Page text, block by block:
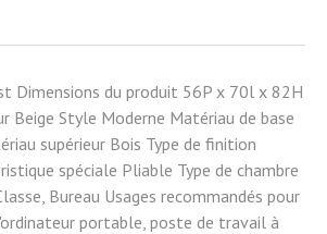
Dimensions du produit 56P x 70l x 82H
Beige Style Moderne Matériau de base
supérieur Bois Type de finition
spéciale Pliable Type de chambre
Bureau Usages recommandés pour
portable, poste de travail à